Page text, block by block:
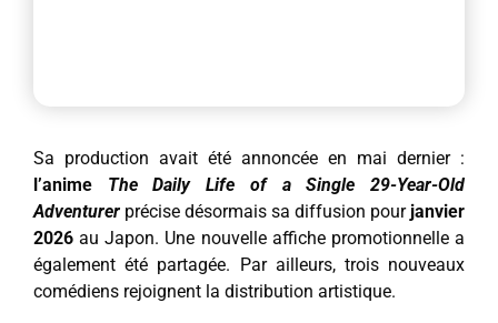
Sa production avait été annoncée en mai dernier :
l’anime The Daily Life of a Single 29-Year-Old
Adventurer précise désormais sa diffusion pour janvier
2026 au Japon. Une nouvelle affiche promotionnelle a
également été partagée. Par ailleurs, trois nouveaux
comédiens rejoignent la distribution artistique.